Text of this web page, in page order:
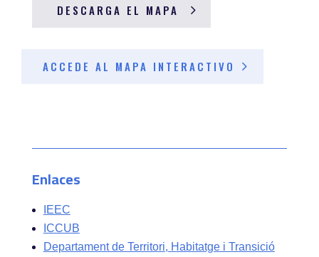
DESCARGA EL MAPA
ACCEDE AL MAPA INTERACTIVO
Enlaces
IEEC
ICCUB
Departament de Territori, Habitatge i Transició